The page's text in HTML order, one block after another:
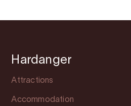
Hardanger
Attractions
Accommodation